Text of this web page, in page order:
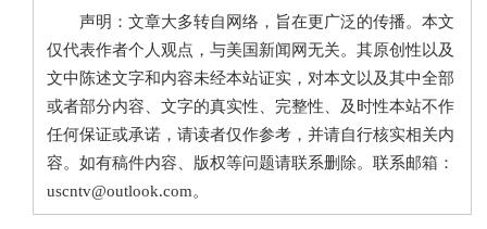
声明：文章大多转自网络，旨在更广泛的传播。本文
仅代表作者个人观点，与美国新闻网无关。其原创性以及
文中陈述文字和内容未经本站证实，对本文以及其中全部
或者部分内容、文字的真实性、完整性、及时性本站不作
任何保证或承诺，请读者仅作参考，并请自行核实相关内
容。如有稿件内容、版权等问题请联系删除。联系邮箱：
uscntv@outlook.com。